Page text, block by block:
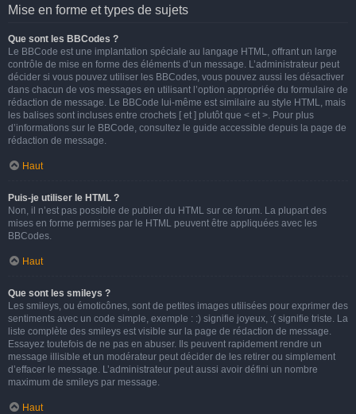
Mise en forme et types de sujets
Que sont les BBCodes ?
Le BBCode est une implantation spéciale au langage HTML, offrant un large
contrôle de mise en forme des éléments d’un message. L’administrateur peut
décider si vous pouvez utiliser les BBCodes, vous pouvez aussi les désactiver
dans chacun de vos messages en utilisant l’option appropriée du formulaire de
rédaction de message. Le BBCode lui-même est similaire au style HTML, mais
les balises sont incluses entre crochets [ et ] plutôt que < et >. Pour plus
d’informations sur le BBCode, consultez le guide accessible depuis la page de
rédaction de message.
Haut
Puis-je utiliser le HTML ?
Non, il n’est pas possible de publier du HTML sur ce forum. La plupart des
mises en forme permises par le HTML peuvent être appliquées avec les
BBCodes.
Haut
Que sont les smileys ?
Les smileys, ou émoticônes, sont de petites images utilisées pour exprimer des
sentiments avec un code simple, exemple : :) signifie joyeux, :( signifie triste. La
liste complète des smileys est visible sur la page de rédaction de message.
Essayez toutefois de ne pas en abuser. Ils peuvent rapidement rendre un
message illisible et un modérateur peut décider de les retirer ou simplement
d’effacer le message. L’administrateur peut aussi avoir défini un nombre
maximum de smileys par message.
Haut